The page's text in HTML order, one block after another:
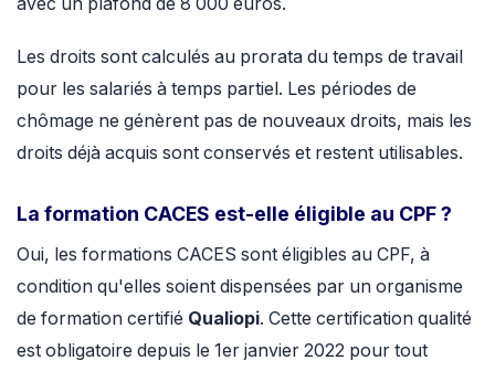
Les droits sont calculés au prorata du temps de travail
pour les salariés à temps partiel. Les périodes de
chômage ne génèrent pas de nouveaux droits, mais les
droits déjà acquis sont conservés et restent utilisables.
La formation CACES est-elle éligible au CPF ?
Oui, les formations CACES sont éligibles au CPF, à
condition qu'elles soient dispensées par un organisme
de formation certifié Qualiopi. Cette certification qualité
est obligatoire depuis le 1er janvier 2022 pour tout